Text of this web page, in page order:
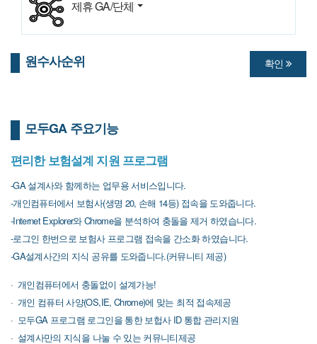
제휴 GA/단체
원수사순위 확인
모두GA 주요기능
편리한 보험설계 지원 프로그램
-GA 설계사와 함께하는 업무용 서비스입니다.
-개인컴퓨터에서 보험사(생명 20, 손해 14등) 접속을 도와줍니다.
-Internet Explorer와 Chrome을 분석하여 충돌을 제거 하였습니다.
-로그인 한번으로 보험사 프로그램 접속을 간소화 하였습니다.
-GA설계사간의 지식 공유를 도와줍니다.(커뮤니티 제공)
개인컴퓨터에서 충돌없이 설계가능!
개인 컴퓨터 사양(OS,IE, Chrome)에 맞는 최적 접속제공
모두GA 프로그램 로그인을 통한 보헙사 ID 통합 관리지원
설계사만의 지식을 나눌 수 있는 커뮤니티제공